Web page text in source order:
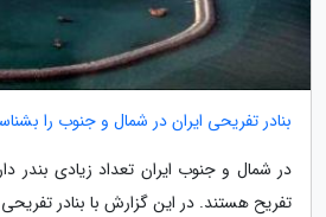
بنادر تفریحی ایران در شمال و جنوب را
در شمال و جنوب ایران تعداد زیادی بندر
تفریح هستند. در این گزارش با بنادر تفریحی